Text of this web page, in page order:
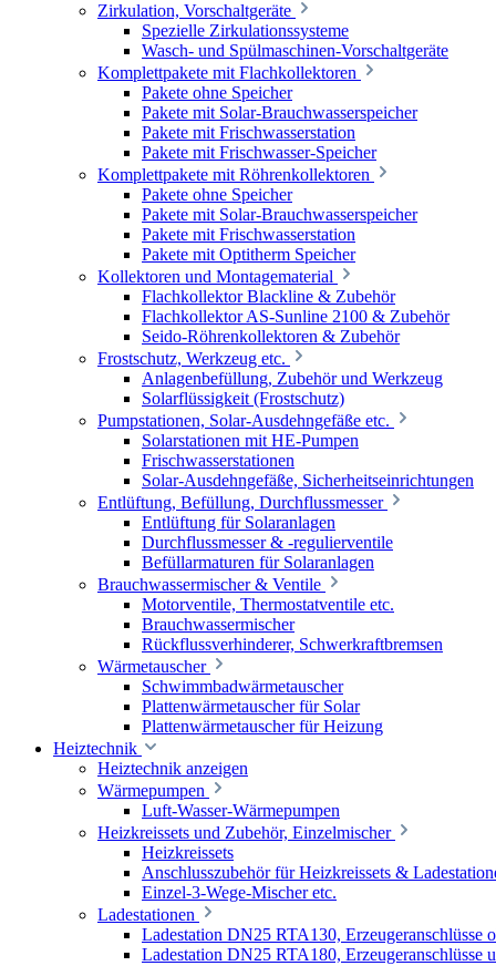
Zirkulation, Vorschaltgeräte
Spezielle Zirkulationssysteme
Wasch- und Spülmaschinen-Vorschaltgeräte
Komplettpakete mit Flachkollektoren
Pakete ohne Speicher
Pakete mit Solar-Brauchwasserspeicher
Pakete mit Frischwasserstation
Pakete mit Frischwasser-Speicher
Komplettpakete mit Röhrenkollektoren
Pakete ohne Speicher
Pakete mit Solar-Brauchwasserspeicher
Pakete mit Frischwasserstation
Pakete mit Optitherm Speicher
Kollektoren und Montagematerial
Flachkollektor Blackline & Zubehör
Flachkollektor AS-Sunline 2100 & Zubehör
Seido-Röhrenkollektoren & Zubehör
Frostschutz, Werkzeug etc.
Anlagenbefüllung, Zubehör und Werkzeug
Solarflüssigkeit (Frostschutz)
Pumpstationen, Solar-Ausdehngefäße etc.
Solarstationen mit HE-Pumpen
Frischwasserstationen
Solar-Ausdehngefäße, Sicherheitseinrichtungen
Entlüftung, Befüllung, Durchflussmesser
Entlüftung für Solaranlagen
Durchflussmesser & -regulierventile
Befüllarmaturen für Solaranlagen
Brauchwassermischer & Ventile
Motorventile, Thermostatventile etc.
Brauchwassermischer
Rückflussverhinderer, Schwerkraftbremsen
Wärmetauscher
Schwimmbadwärmetauscher
Plattenwärmetauscher für Solar
Plattenwärmetauscher für Heizung
Heiztechnik
Heiztechnik anzeigen
Wärmepumpen
Luft-Wasser-Wärmepumpen
Heizkreissets und Zubehör, Einzelmischer
Heizkreissets
Anschlusszubehör für Heizkreissets &
Einzel-3-Wege-Mischer etc.
Ladestationen
Ladestation DN25 RTA130, Erzeugeranschlüsse
Ladestation DN25 RTA180, Erzeugeranschlüsse